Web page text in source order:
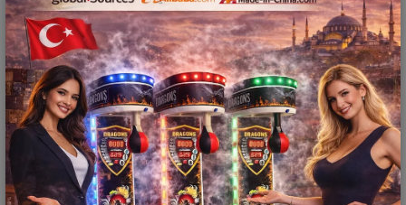
Langırt Teknik Servisi İstanbulİstanbul
ilçesinde bulunan profesyonel teknik servis
merkezimizde , birçok firmanın ticari oyun
makinelerinin servis ve bakım hizmetlerini
profesyonelce yaparak müşterilerimizi
memnun edebilmenin sevincini
yaşamaktayız. Ayrıca da firmalarda yerinde